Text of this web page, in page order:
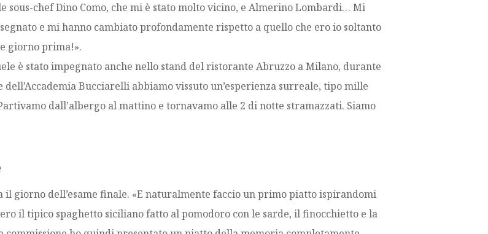
sous-chef Dino Como, che mi è stato molto vicino, e Almerino Lombardi… Mi
e mi hanno cambiato profondamente rispetto a quello che ero io soltanto
giorno prima!».
è stato impegnato anche nello stand del ristorante Abruzzo a Milano, durante
Bucciarelli abbiamo vissuto un’esperienza surreale, tipo mille
dall’albergo al mattino e tornavamo alle 2 di notte stramazzati. Siamo
giorno dell’esame finale. «E naturalmente faccio un primo piatto ispirandomi
il tipico spaghetto siciliano fatto al pomodoro con le sarde, il finocchietto e la